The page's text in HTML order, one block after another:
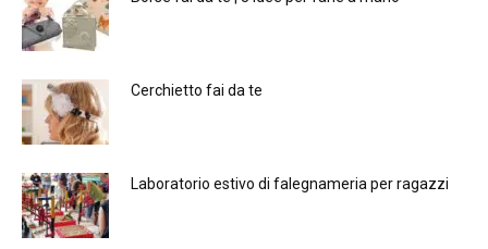
Cerchietto fai da te
Laboratorio estivo di falegnameria per ragazzi